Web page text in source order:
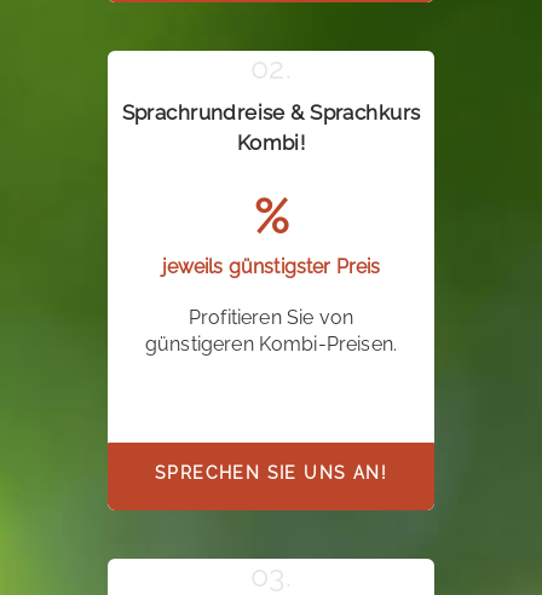
Sprachrundreise & Sprachkurs
Kombi!
%
jeweils günstigster Preis
Profitieren Sie von
günstigeren Kombi-Preisen.
SPRECHEN SIE UNS AN!